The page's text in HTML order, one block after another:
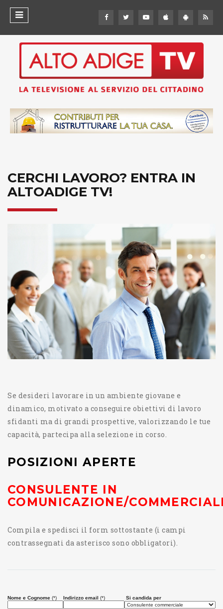
CERCHI LAVORO? ENTRA IN
ALTOADIGE TV!
Se desideri lavorare in un ambiente giovane e
dinamico, motivato a conseguire obiettivi di lavoro
sfidanti ma di grandi prospettive, valorizzando le tue
capacità, partecipa alla selezione in corso.
POSIZIONI APERTE
CONSULENTE IN
COMUNICAZIONE/
Compila e spedisci il form sottostante (i campi
contrassegnati da asterisco sono obbligatori).
Nome e Cognome (*) Indirizzo email (*) Si candida per